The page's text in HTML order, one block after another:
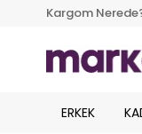
Kargom
ERKEK